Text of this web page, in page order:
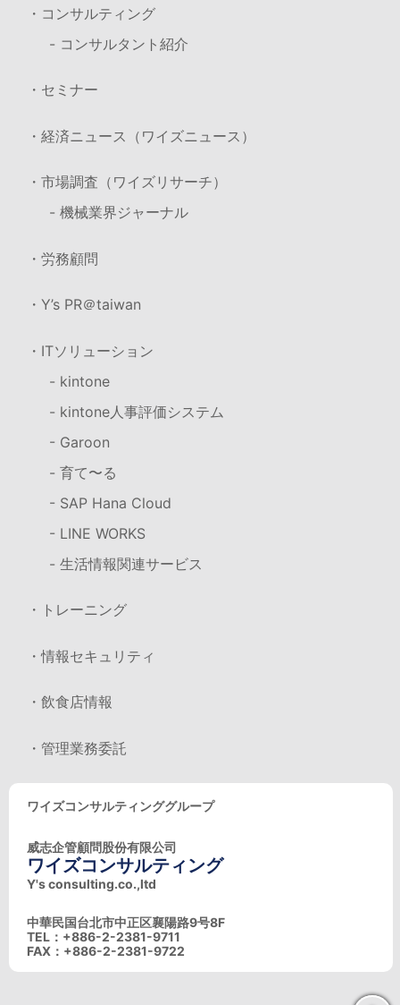
・コンサルティング
- コンサルタント紹介
・セミナー
・経済ニュース（ワイズニュース）
・市場調査（ワイズリサーチ）
- 機械業界ジャーナル
・労務顧問
・Y’s PR＠taiwan
・ITソリューション
- kintone
- kintone人事評価システム
- Garoon
- 育て〜る
- SAP Hana Cloud
- LINE WORKS
- 生活情報関連サービス
・トレーニング
・情報セキュリティ
・飲食店情報
・管理業務委託
ワイズコンサルティンググループ
威志企管顧問股份有限公司
ワイズコンサルティング
Y's consulting.co.,ltd
中華民国台北市中正区襄陽路9号8F
TEL：+886-2-2381-9711
FAX：+886-2-2381-9722